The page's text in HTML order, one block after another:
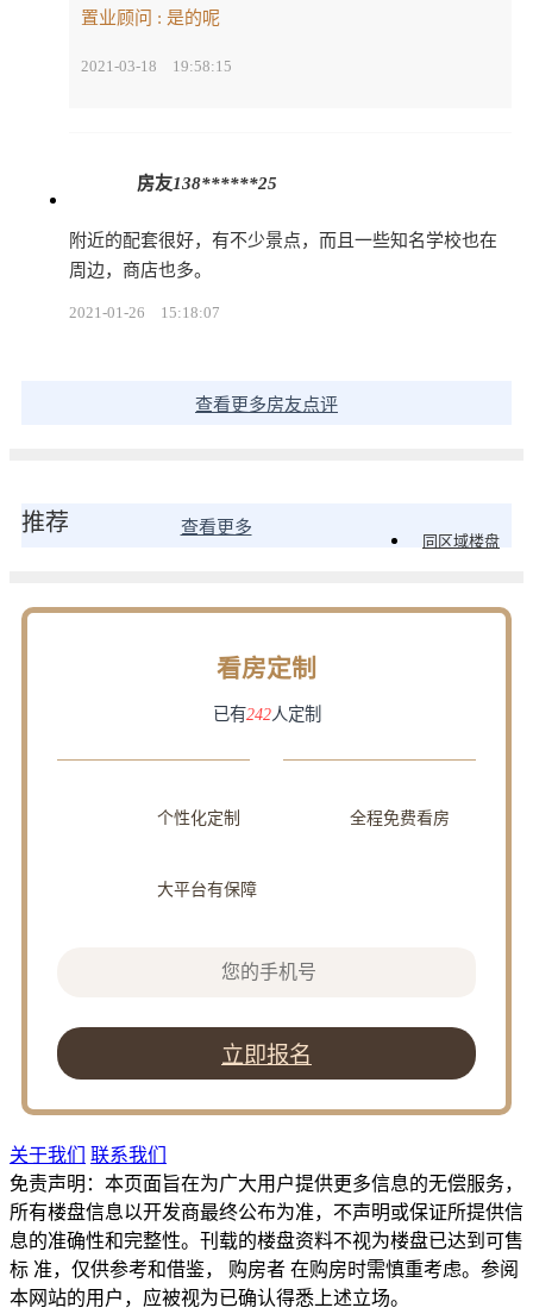
置业顾问 : 是的呢
2021-03-18 19:58:15
房友138******25
附近的配套很好，有不少景点，而且一些知名学校也在
周边，商店也多。
2021-01-26 15:18:07
查看更多房友点评
推荐
同区域楼盘
查看更多
看房定制
已有242人定制
个性化定制 全程免费看房
大平台有保障
立即报名
关于我们
联系我们
免责声明：本页面旨在为广大用户提供更多信息的无偿服务，
所有楼盘信息以开发商最终公布为准，不声明或保证所提供信
息的准确性和完整性。刊载的楼盘资料不视为楼盘已达到可售
标 准，仅供参考和借鉴， 购房者 在购房时需慎重考虑。参阅
本网站的用户，应被视为已确认得悉上述立场。